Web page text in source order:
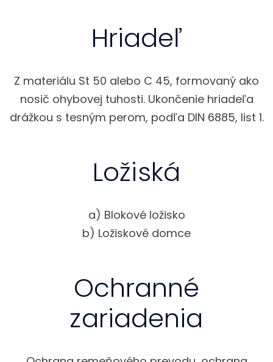
Hriadeľ
Z materiálu St 50 alebo C 45, formovaný ako
nosič ohybovej tuhosti. Ukončenie hriadeľa
drážkou s tesným perom, podľa DIN 6885, list 1.
Ložiská
a) Blokové ložisko
b) Ložiskové domce
Ochranné
zariadenia